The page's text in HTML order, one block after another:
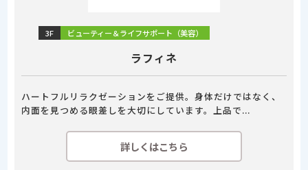
3F ビューティー＆ライフサポート（美容）
ラフィネ
ハートフルリラクゼーションをご提供。身体だけではなく、
内面を見つめる眼差しを大切にしています。上品で...
詳しくはこちら